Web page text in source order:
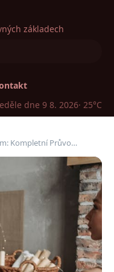
základech
dne 9 8. 2026· 25°C
Kompletní Průvo…